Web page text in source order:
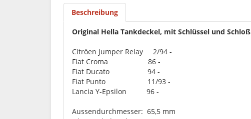
Beschreibung
Original Hella Tankdeckel, mit Schlüssel und Schloß
Citröen Jumper Relay 2/94 -
Fiat Croma 86 -
Fiat Ducato 94 -
Fiat Punto 11/93 -
Lancia Y-Epsilon 96 -
Aussendurchmesser: 65,5 mm